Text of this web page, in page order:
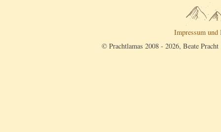
Impressum und
© Prachtlamas 2008 - 2026, Beate Pracht